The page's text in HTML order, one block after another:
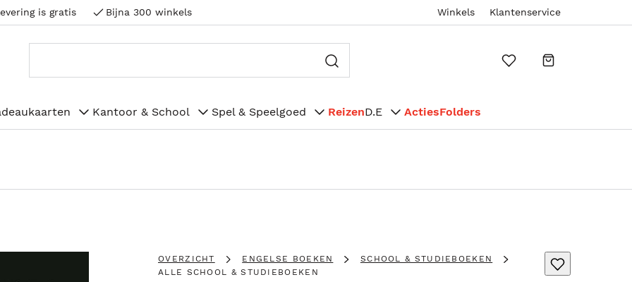
is gratis Bijna 300 winkels Winkels Klantenservice
Kantoor & School Spel & Speelgoed ReizenD.E ActiesFolders
OVERZICHT ENGELSE BOEKEN
SCHOOL & STUDIEBOEKEN
ALLE SCHOOL & STUDIEBOEKEN